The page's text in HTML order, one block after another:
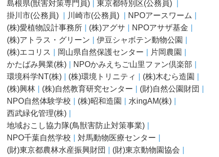
島根県(獣害対策専門員)
東京都特別区(公務員)
掛川市(公務員)
川崎市(公務員)
NPOアースワーム
(株)愛植物設計事務所
(株)アグサ
NPOアサザ基金
(株)アトラス・グリーン
伊豆シャボテン動物公園
(株)エコリス
岡山県自然保護センター
片岡農園
かたばみ興業(株)
NPOかみえちご山里ファン倶楽部
環境科学NT(株)
(株)環境トリニティ
(株)木むら造園
(株)興林
(株)自然教育研究センター
(財)自然公園財団
NPO自然体験学校
(株)昭和造園
水ingAM(株)
西武緑化管理(株)
地域おこし協力隊(鳥獣害防止対策事業)
NPO千葉自然学校
対馬動物医療センター
(財)東京都農林水産振興財団
(財)東京動物園協会